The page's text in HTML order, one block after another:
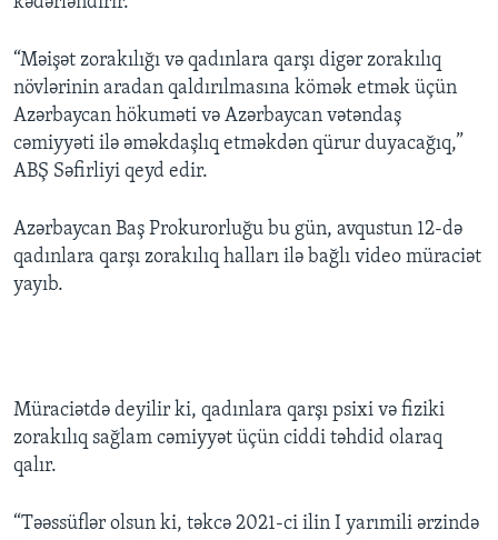
“Məişət zorakılığı və qadınlara qarşı digər zorakılıq
növlərinin aradan qaldırılmasına kömək etmək üçün
Azərbaycan hökuməti və Azərbaycan vətəndaş
cəmiyyəti ilə əməkdaşlıq etməkdən qürur duyacağıq,”
ABŞ Səfirliyi qeyd edir.
Azərbaycan Baş Prokurorluğu bu gün, avqustun 12-də
qadınlara qarşı zorakılıq halları ilə bağlı video müraciət
yayıb.
Müraciətdə deyilir ki, qadınlara qarşı psixi və fiziki
zorakılıq sağlam cəmiyyət üçün ciddi təhdid olaraq
qalır.
“Təəssüflər olsun ki, təkcə 2021-ci ilin I yarımili ərzində